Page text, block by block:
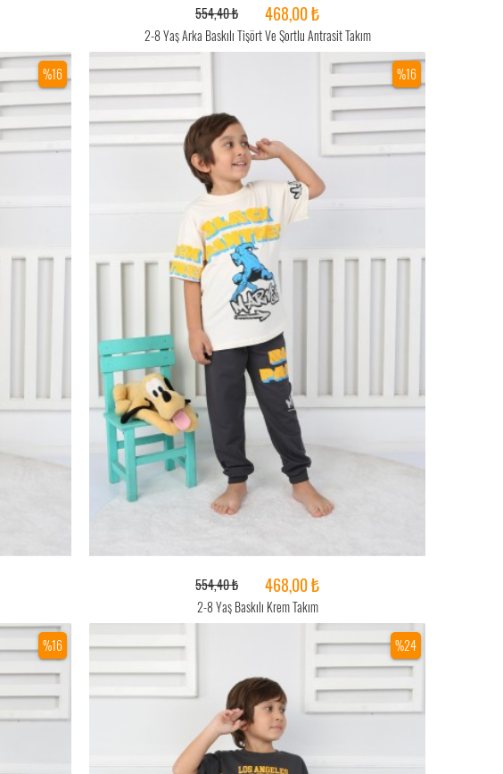
554,40 ₺ 468,00 ₺
2-8 Yaş Arka Baskılı Tişört Ve Şortlu Antrasit Takım
%16 %16
554,40 ₺ 468,00 ₺
2-8 Yaş Baskılı Krem Takım
%16 %24